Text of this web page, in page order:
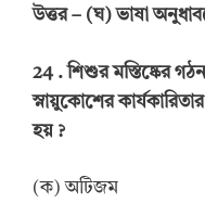
উত্তর– (ঘ) ভাষা
24 .শিশুর মস্তিষ্কের
স্নায়ুকোশের
হয় ?
(ক) অটিজম